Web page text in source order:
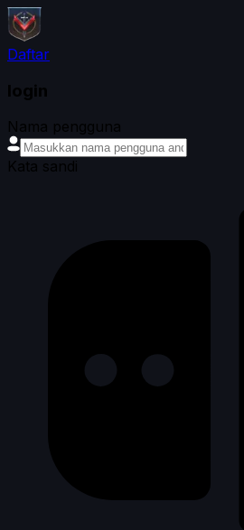
Daftar
login
Nama pengguna
Kata sandi